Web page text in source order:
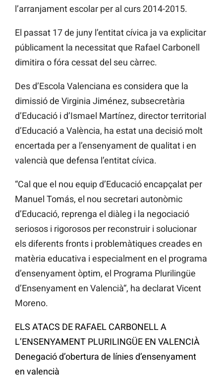
l’arranjament escolar per al curs 2014-2015.
El passat 17 de juny l’entitat cívica ja va explicitar
públicament la necessitat que Rafael Carbonell
dimitira o fóra cessat del seu càrrec.
Des d’Escola Valenciana es considera que la
dimissió de Virginia Jiménez, subsecretària
d’Educació i d’Ismael Martínez, director territorial
d’Educació a València, ha estat una decisió molt
encertada per a l’ensenyament de qualitat i en
valencià que defensa l’entitat cívica.
“Cal que el nou equip d’Educació encapçalat per
Manuel Tomás, el nou secretari autonòmic
d’Educació, reprenga el diàleg i la negociació
seriosos i rigorosos per reconstruir i solucionar
els diferents fronts i problemàtiques creades en
matèria educativa i especialment en el programa
d’ensenyament òptim, el Programa Plurilingüe
d’Ensenyament en Valencià“, ha declarat Vicent
Moreno.
ELS ATACS DE RAFAEL CARBONELL A
L’ENSENYAMENT PLURILINGÜE EN VALENCIÀ
Denegació d’obertura de línies d’ensenyament
en valencià